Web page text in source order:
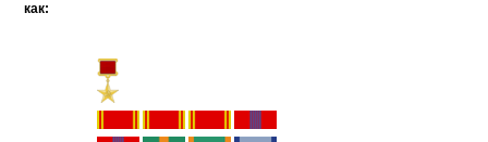
как: